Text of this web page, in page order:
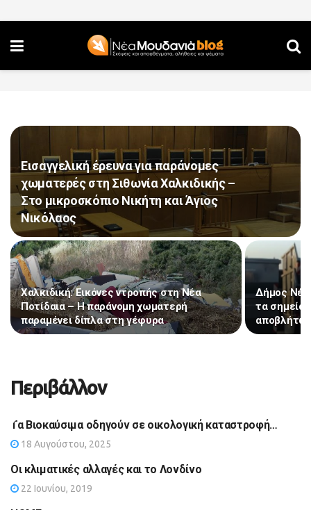
Εισαγγελική έρευνα για παράνομες
χωματερές στη Σιθωνία Χαλκιδικής –
Στο μικροσκόπιο Νικήτη και Άγιος
Νικόλαος
Χαλκιδική: Εικόνες ντροπής στη Νέα
Ποτίδαια – Η παράνομη χωματερή
παραμένει δίπλα στη γέφυρα
Δήμος
τα σημεία
Περιβάλλον
Τα Βιοκαύσιμα οδηγούν σε οικολογική καταστροφή…
18 Αυγούστου, 2025
Οι κλιματικές αλλαγές και το Λονδίνο
22 Ιουνίου, 2019